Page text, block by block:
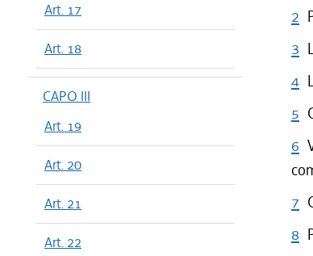
Art. 17
Art. 18
CAPO III
Art. 19
Art. 20
Art. 21
Art. 22
2
3
4
5
6
7
8